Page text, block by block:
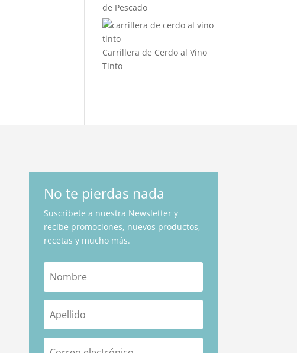
de Pescado
Carrillera de Cerdo al Vino
Tinto
No te pierdas nada
Suscríbete a nuestra Newsletter y
recibe promociones, nuevos productos,
recetas y mucho más.